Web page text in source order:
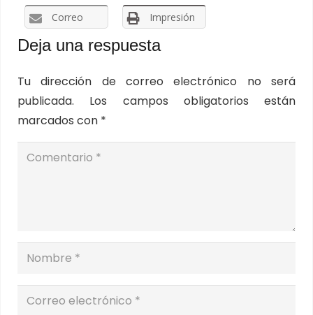
Correo Impresión
Deja una respuesta
Tu dirección de correo electrónico no será
publicada.
Los campos obligatorios están
marcados con *